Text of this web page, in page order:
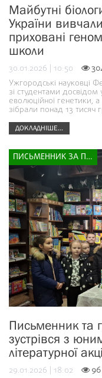
Майбутні
України
приховані
школи
30.01.2026 | 10:50
Ужгородські науковці
зі студентами
еволюційної генетики,
зібрали понад 13 тисяч
ДОКЛАДНІШЕ...
ПИСЬМЕННИК ЗА ПРИЛАВКОМ
Письменник та
зустрівся з
літературної
29.01.2026 | 18:02 96